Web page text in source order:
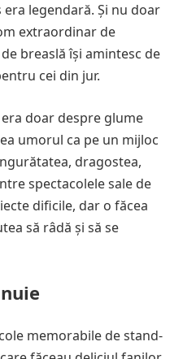
legendară. Și nu doar
extraordinar de
breaslă își amintesc de
cei din jur.
doar despre glume
umorul ca pe un mijloc
dragostea,
spectacolele sale de
dificile, dar o făcea
să râdă și să se
memorabile de stand-